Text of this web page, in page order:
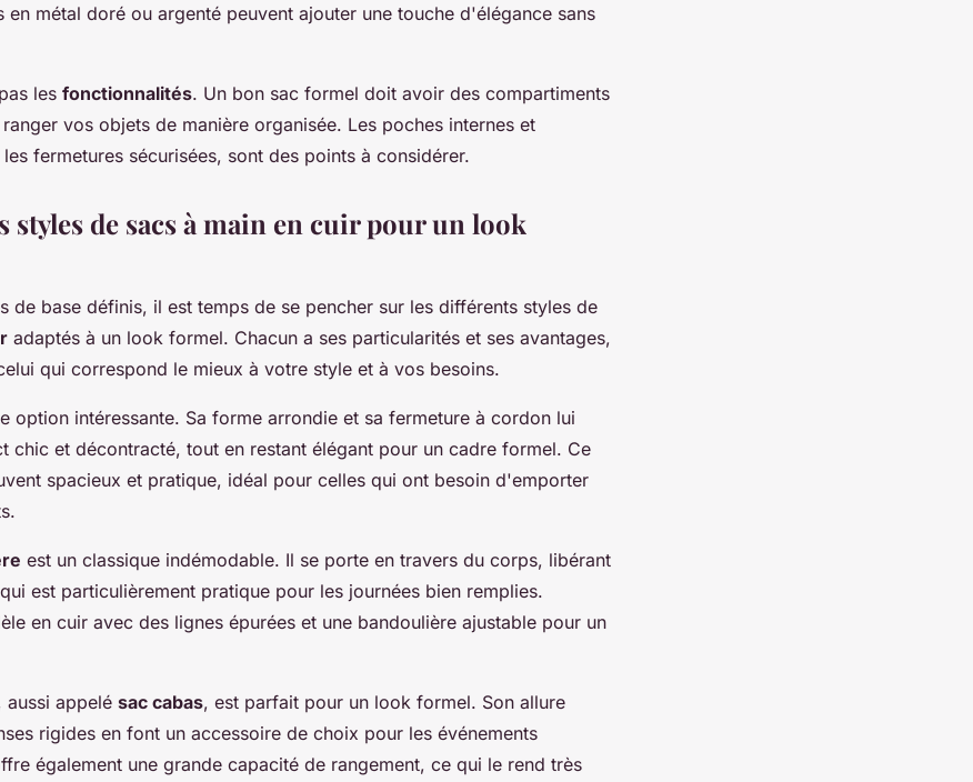
en métal doré ou argenté peuvent ajouter une touche d'élégance sans
les fonctionnalités. Un bon sac formel doit avoir des compartiments
vos objets de manière organisée. Les poches internes et
fermetures sécurisées, sont des points à considérer.
styles de sacs à main en cuir pour un look
de base définis, il est temps de se pencher sur les différents styles de
adaptés à un look formel. Chacun a ses particularités et ses avantages,
qui correspond le mieux à votre style et à vos besoins.
option intéressante. Sa forme arrondie et sa fermeture à cordon lui
chic et décontracté, tout en restant élégant pour un cadre formel. Ce
spacieux et pratique, idéal pour celles qui ont besoin d'emporter
est un classique indémodable. Il se porte en travers du corps, libérant
est particulièrement pratique pour les journées bien remplies.
en cuir avec des lignes épurées et une bandoulière ajustable pour un
aussi appelé sac cabas, est parfait pour un look formel. Son allure
rigides en font un accessoire de choix pour les événements
également une grande capacité de rangement, ce qui le rend très